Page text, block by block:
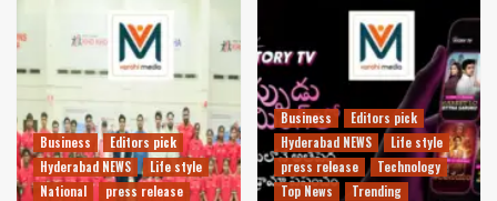
Business
Editors pick
Hyderabad NEWS
Life style
National
press release
Business
Editors pick
Hyderabad NEWS
Life style
press release
Technology
Top News
Trending